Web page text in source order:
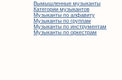
Вымышленные музыканты
Категории музыкантов
Музыканты по алфавиту
Музыканты по группам
Музыканты по инструментам
Музыканты по оркестрам